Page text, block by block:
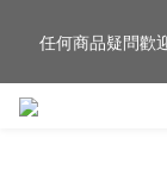
任何商品疑問歡
新品到貨｜日本燈